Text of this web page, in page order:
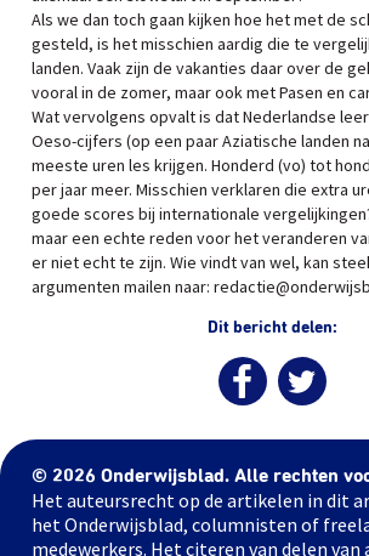
Als we dan toch gaan kijken hoe het met de
gesteld, is het misschien aardig die te
landen. Vaak zijn de vakanties daar over de
vooral in de zomer, maar ook met Pasen en
Wat vervolgens opvalt is dat Nederlandse
Oeso-cijfers (op een paar Aziatische landen
meeste uren les krijgen. Honderd (vo) tot
per jaar meer. Misschien verklaren die extra
goede scores bij internationale
maar een echte reden voor het veranderen
er niet echt te zijn. Wie vindt van wel, kan
argumenten mailen naar:
Dit bericht delen:
© 2026 Onderwijsblad. Alle rechten
Het auteursrecht op de artikelen in dit
het Onderwijsblad, columnisten of
medewerkers. Het citeren van delen